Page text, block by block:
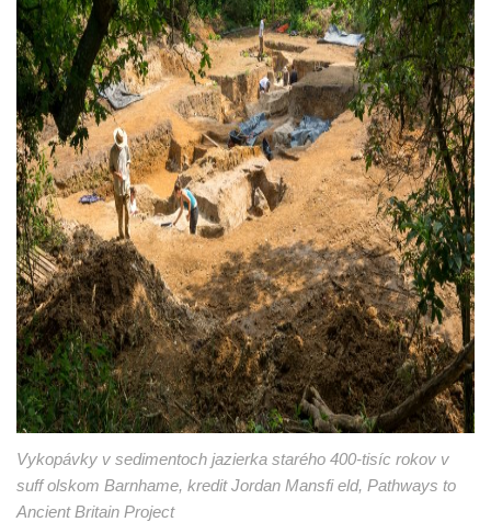
Vykopávky v sedimentoch jazierka starého 400-tisíc rokov v
suff olskom Barnhame, kredit Jordan Mansfi eld, Pathways to
Ancient Britain Project